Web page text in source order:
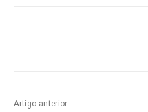
Artigo anterior